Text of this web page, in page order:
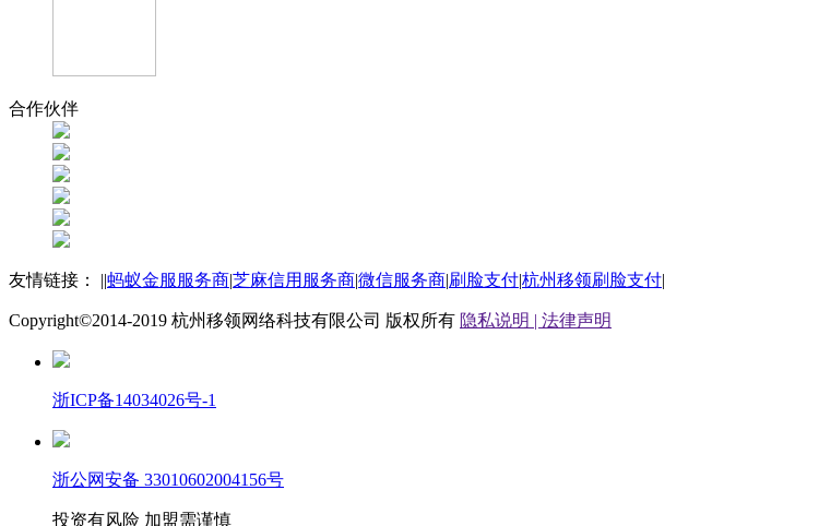
合作伙伴
友情链接： 蚂蚁金服服务商 芝麻信用服务商 微信服务商 刷脸支付杭州移领刷脸支付
Copyright©2014-2019 杭州移领网络科技有限公司 版权所有 隐私说明 | 法律声明
浙ICP备14034026号-1
浙公网安备 33010602004156号
投资有风险 加盟需谨慎